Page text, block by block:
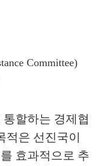
Committee)
할하는 경제협
은 선진국이
효과적으로 추